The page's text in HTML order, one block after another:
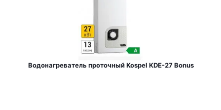
Водонагреватель проточный Kospel KDE-27 Bonus